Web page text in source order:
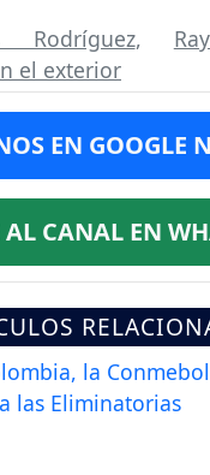
Rodríguez,
el exterior
EN GOOGLE
AL CANAL EN